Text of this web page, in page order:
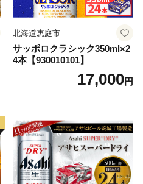
北海道恵庭市
サッポロクラシック350ml×2
4本【930010101】
17,000円